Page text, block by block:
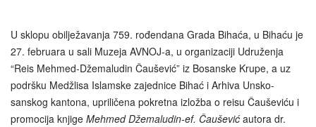
U sklopu obilježavanja 759. rođendana Grada Bihaća, u Bihaću je
27. februara u sali Muzeja AVNOJ-a, u organizaciji Udruženja
“Reis Mehmed-Džemaludin Čaušević” iz Bosanske Krupe, a uz
podršku Medžlisa Islamske zajednice Bihać i Arhiva Unsko-
sanskog kantona, upriličena pokretna izložba o reisu Čauševiću i
promocija knjige Mehmed Džemaludin-ef. Čaušević autora dr.